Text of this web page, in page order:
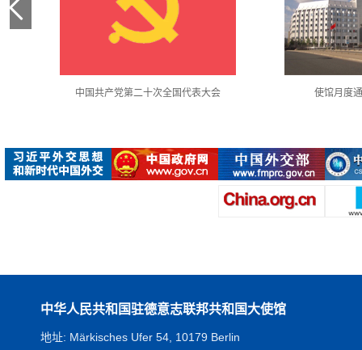
中国共产党第二十次全国代表大会 使馆月度
中华人民共和国驻德意志联邦共和国大使馆
地址: Märkisches Ufer 54, 10179 Berlin